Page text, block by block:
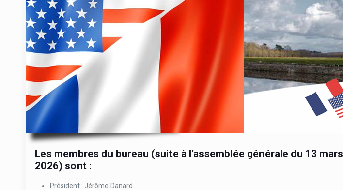
Les membres du bureau (suite à l’assemblée générale du 13 mars
2026) sont :
Président : Jérôme Danard